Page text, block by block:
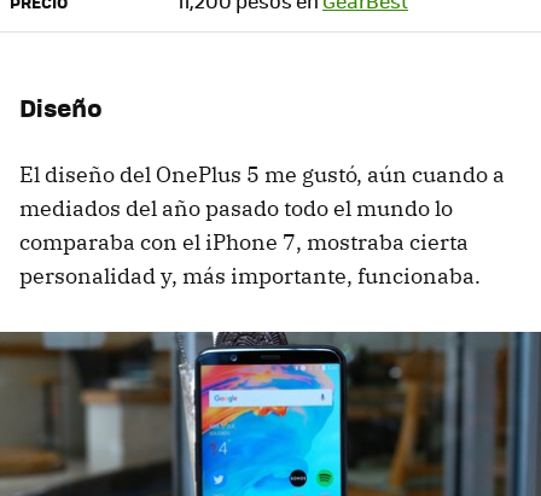
Diseño
El diseño del OnePlus 5 me gustó, aún cuando a
mediados del año pasado todo el mundo lo
comparaba con el iPhone 7, mostraba cierta
personalidad y, más importante, funcionaba.